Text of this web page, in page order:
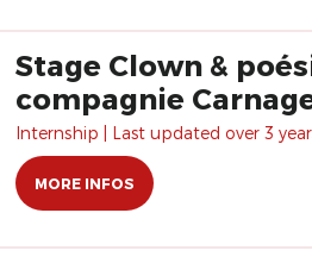
Stage Clown &
compagnie
Internship | Last updated over 3
MORE INFOS